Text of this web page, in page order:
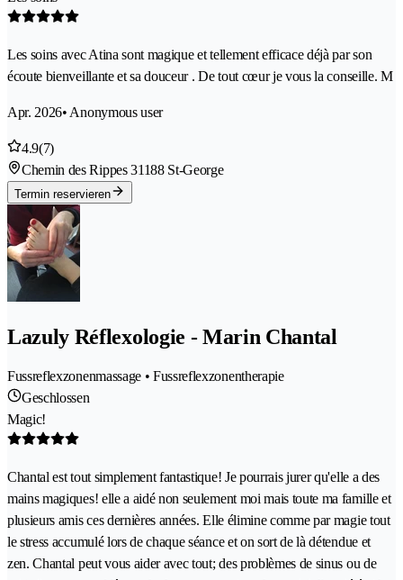
Les soins avec Atina sont magique et tellement efficace déjà par son
écoute bienveillante et sa douceur . De tout cœur je vous la conseille. M
Apr. 2026• Anonymous user
4.9(7)
Chemin des Rippes 31188 St-George
Termin reservieren
Lazuly Réflexologie - Marin Chantal
Fussreflexzonenmassage • Fussreflexzonentherapie
Geschlossen
Magic!
Chantal est tout simplement fantastique! Je pourrais jurer qu'elle a des
mains magiques! elle a aidé non seulement moi mais toute ma famille et
plusieurs amis ces dernières années. Elle élimine comme par magie tout
le stress accumulé lors de chaque séance et on sort de là détendue et
zen. Chantal peut vous aider avec tout; des problèmes de sinus ou de